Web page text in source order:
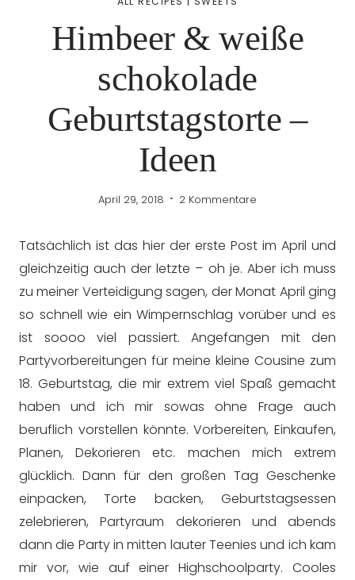
Himbeer & weiße
schokolade
Geburtstagstorte –
Ideen
April 29, 2018 2 Kommentare
Tatsächlich ist das hier der erste Post im April und
gleichzeitig auch der letzte – oh je. Aber ich muss
zu meiner Verteidigung sagen, der Monat April ging
so schnell wie ein Wimpernschlag vorüber und es
ist soooo viel passiert. Angefangen mit den
Partyvorbereitungen für meine kleine Cousine zum
18. Geburtstag, die mir extrem viel Spaß gemacht
haben und ich mir sowas ohne Frage auch
beruflich vorstellen könnte. Vorbereiten, Einkaufen,
Planen, Dekorieren etc. machen mich extrem
glücklich. Dann für den großen Tag Geschenke
einpacken, Torte backen, Geburtstagsessen
zelebrieren, Partyraum dekorieren und abends
dann die Party in mitten lauter Teenies und ich kam
mir vor, wie auf einer Highschoolparty. Cooles